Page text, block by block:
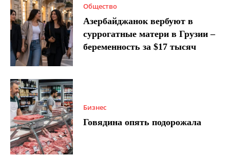
Общество
Азербайджанок вербуют в
суррогатные матери в Грузии –
беременность за $17 тысяч
Бизнес
Говядина опять подорожала